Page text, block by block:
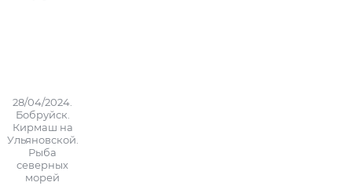
28/04/2024.
Бобруйск.
Кирмаш на
Ульяновской.
Рыба
северных
морей